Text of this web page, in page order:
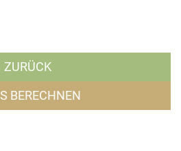
ZURÜCK
BERECHNEN